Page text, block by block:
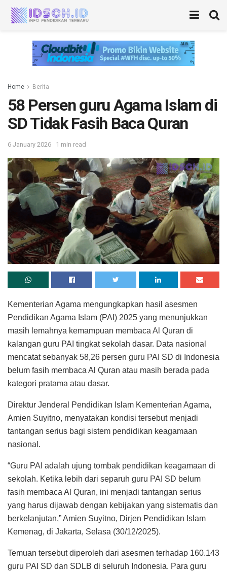
Home Berita
58 Persen guru Agama Islam di
SD Tidak Fasih Baca Quran
6 January 2026 1 min read
Kementerian Agama mengungkapkan hasil asesmen
Pendidikan Agama Islam (PAI) 2025 yang menunjukkan
masih lemahnya kemampuan membaca Al Quran di
kalangan guru PAI tingkat sekolah dasar. Data nasional
mencatat sebanyak 58,26 persen guru PAI SD di Indonesia
belum fasih membaca Al Quran atau masih berada pada
kategori pratama atau dasar.
Direktur Jenderal Pendidikan Islam Kementerian Agama,
Amien Suyitno, menyatakan kondisi tersebut menjadi
tantangan serius bagi sistem pendidikan keagamaan
nasional.
“Guru PAI adalah ujung tombak pendidikan keagamaan di
sekolah. Ketika lebih dari separuh guru PAI SD belum
fasih membaca Al Quran, ini menjadi tantangan serius
yang harus dijawab dengan kebijakan yang sistematis dan
berkelanjutan,” Amien Suyitno, Dirjen Pendidikan Islam
Kemenag, di Jakarta, Selasa (30/12/2025).
Temuan tersebut diperoleh dari asesmen terhadap 160.143
guru PAI SD dan SDLB di seluruh Indonesia. Para guru